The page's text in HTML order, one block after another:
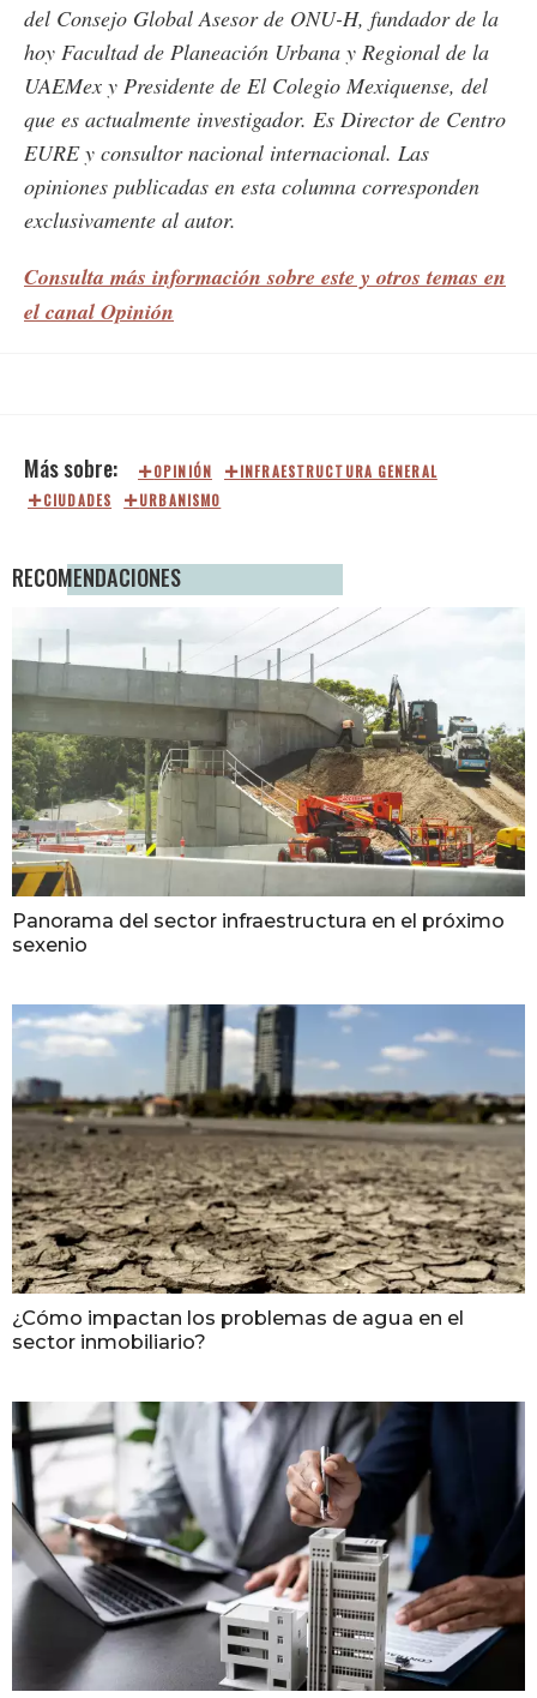
del Consejo Global Asesor de ONU-H, fundador de la
hoy Facultad de Planeación Urbana y Regional de la
UAEMex y Presidente de El Colegio Mexiquense, del
que es actualmente investigador. Es Director de Centro
EURE y consultor nacional internacional. Las
opiniones publicadas en esta columna corresponden
exclusivamente al autor.
Consulta más información sobre este y otros temas en
el canal Opinión
OPINIÓN
INFRAESTRUCTURA GENERAL
CIUDADES
URBANISMO
RECOMENDACIONES
Panorama del sector infraestructura en el próximo
sexenio
¿Cómo impactan los problemas de agua en el
sector inmobiliario?